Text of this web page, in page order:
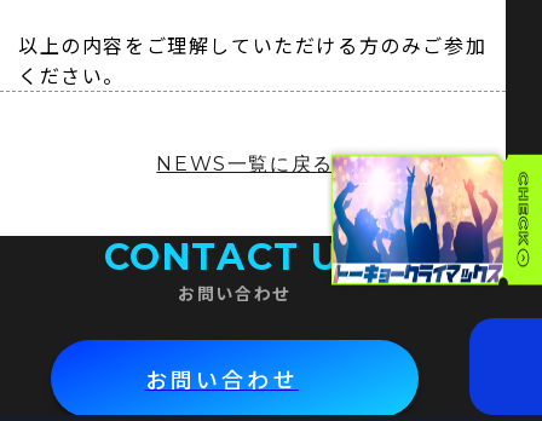
以上の内容をご理解していただける方のみご参加
ください。
NEWS一覧に戻る
CONTACT US
お問い合わせ
お問い合わせ